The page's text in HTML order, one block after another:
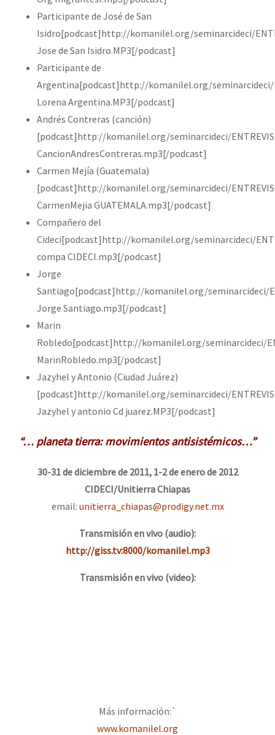
Participante de José de San
Isidro[podcast]http://komanilel.org/seminarcideci/
Jose de San Isidro.MP3[/podcast]
Participante de
Argentina[podcast]http://komanilel.org/seminarcideci/
Lorena Argentina.MP3[/podcast]
Andrés Contreras (canción)
[podcast]http://komanilel.org/seminarcideci/
CancionAndresContreras.mp3[/podcast]
Carmen Mejía (Guatemala)
[podcast]http://komanilel.org/seminarcideci/
CarmenMejia GUATEMALA.mp3[/podcast]
Compañero del
Cideci[podcast]http://komanilel.org/seminarcideci/
compa CIDECI.mp3[/podcast]
Jorge
Santiago[podcast]http://komanilel.org/seminarcideci/
Jorge Santiago.mp3[/podcast]
Marin
Robledo[podcast]http://komanilel.org/seminarcideci/
MarinRobledo.mp3[/podcast]
Jazyhel y Antonio (Ciudad Juárez)
[podcast]http://komanilel.org/seminarcideci/
Jazyhel y antonio Cd juarez.MP3[/podcast]
“… planeta tierra: movimientos antisistémicos…”
30-31 de diciembre de 2011, 1-2 de enero de 2012
CIDECI/Unitierra Chiapas
email: unitierra_chiapas@prodigy.net.mx
Transmisión en vivo (audio):
http://giss.tv:8000/komanilel.mp3
Transmisión en vivo (video):
Más información:`
www.komanilel.org